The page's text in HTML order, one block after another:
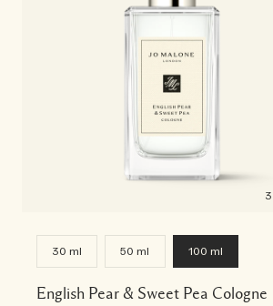
30 ml 50 ml 100 ml
English Pear & Sweet Pea Cologne